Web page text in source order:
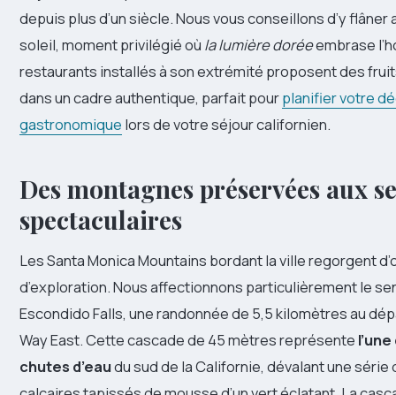
depuis plus d’un siècle. Nous vous conseillons d’y flâner
soleil, moment privilégié où la lumière doréeembrase
restaurants installés à son extrémité proposent des
dans un cadre authentique, parfait pourplanifier votre
gastronomique lors de votre séjour californien.
Des montagnes préservées aux
spectaculaires
Les Santa Monica Mountains bordant la ville regorgent
d’exploration. Nous affectionnons particulièrement le
Escondido Falls, une randonnée de 5,5 kilomètres au
Way East. Cette cascade de 45 mètres représente
chutes d’eaudu sud de la Californie, dévalant une série